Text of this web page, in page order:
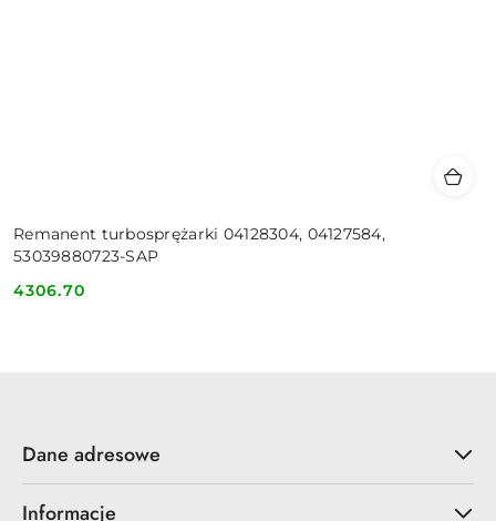
Remanent turbosprężarki 04128304, 04127584,
53039880723-SAP
Cena:
4306.70
Dane adresowe
Informacje